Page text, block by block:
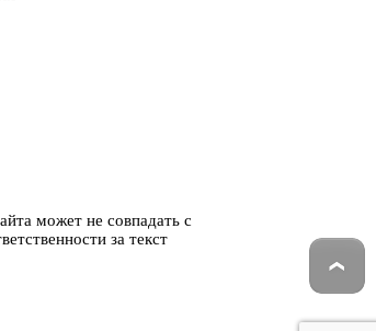
может не совпадать с
за текст